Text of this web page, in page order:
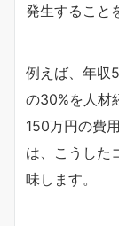
発生すること
例えば、年収
の30%を人材
150万円の費
は、こうした
味します。